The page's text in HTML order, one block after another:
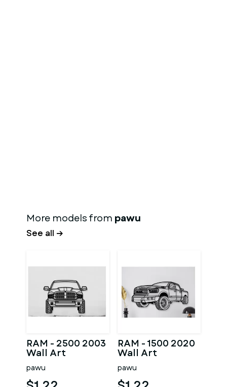
More models from pawu
See all →
RAM - 2500 2003
Wall Art
pawu
RAM - 1500 2020
Wall Art
pawu